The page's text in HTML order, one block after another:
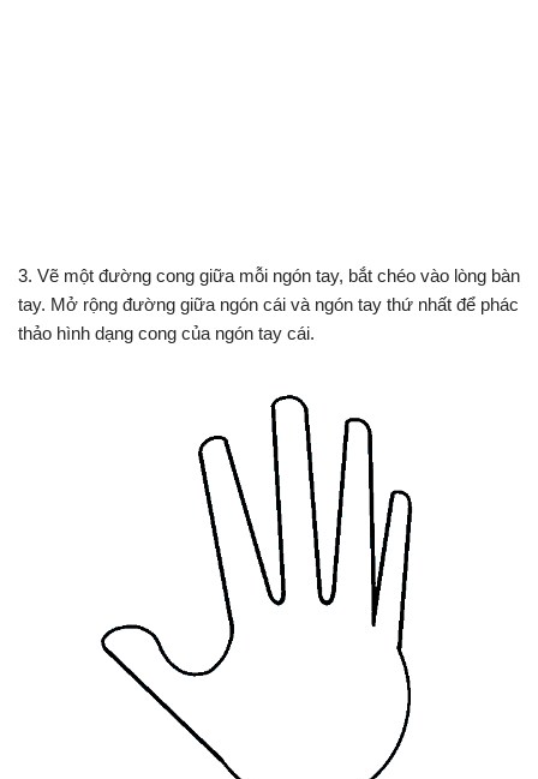
3. Vẽ một đường cong giữa mỗi ngón tay, bắt chéo vào lòng bàn
tay. Mở rộng đường giữa ngón cái và ngón tay thứ nhất để phác
thảo hình dạng cong của ngón tay cái.